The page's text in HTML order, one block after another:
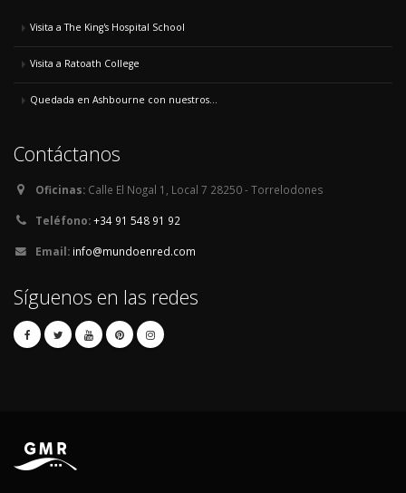
Visita a The King's Hospital School
Visita a Ratoath College
Quedada en Ashbourne con nuestros...
Contáctanos
Oficinas: Calle El Nogal 1, Local 7 28250 - Torrelodones
Teléfono:+34 91 548 91 92
Email: info@mundoenred.com
Síguenos en las redes